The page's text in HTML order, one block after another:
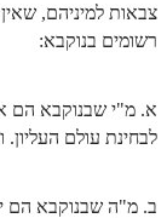
צבאות למיניהם,
רשומים בנוקבא:
א. מ"י שבנוקבא הם
לבחינת עולם
ב. מ"ה שבנוקבא הם